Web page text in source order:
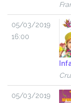
05/03/2019
16:00
05/03/2019